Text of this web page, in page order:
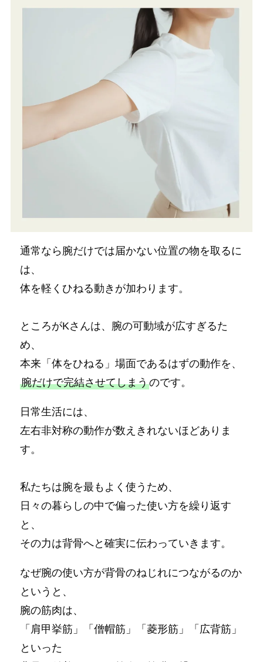
通常なら腕だけでは届かない位置の物を取るに
は、
体を軽くひねる動きが加わります。
ところがKさんは、腕の可動域が広すぎるた
め、
本来「体をひねる」場面であるはずの動作を、
腕だけで完結させてしまうのです。
日常生活には、
左右非対称の動作が数えきれないほどありま
す。
私たちは腕を最もよく使うため、
日々の暮らしの中で偏った使い方を繰り返す
と、
その力は背骨へと確実に伝わっていきます。
なぜ腕の使い方が背骨のねじれにつながるのか
というと、
腕の筋肉は、
「肩甲挙筋」「僧帽筋」「菱形筋」「広背筋」
といった